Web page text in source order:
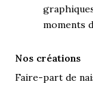
moments
Nos créations
Faire-part de